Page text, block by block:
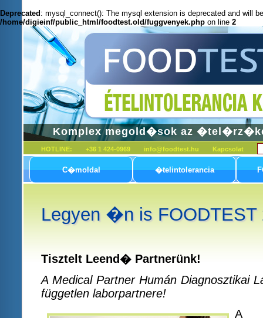
Deprecated : mysql_connect(): The mysql extension is deprecated and will
/home/digieinf/public_html/foodtest.old/fuggvenyek.php on line 2
Komplex megold�sok az
HOTLINE: +36 1 424-0969 info@foodtest.hu Kapcsolat
C�moldal �telintolerancia
Legyen �n is
Tisztelt Leend� Partnerünk!
A Medical Partner Humán Diagnosztikai
független laborpartnere!
A